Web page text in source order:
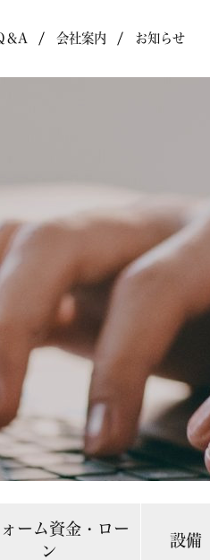
＆A 会社案内 お知らせ
ォーム資金・ロー
ン
設備